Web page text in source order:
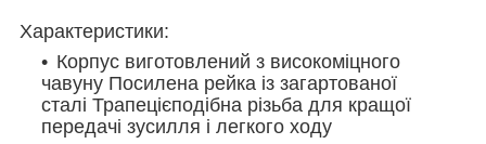
Характеристики:
Корпус виготовлений з високоміцного
чавуну Посилена рейка із загартованої
сталі Трапецієподібна різьба для кращої
передачі зусилля і легкого ходу